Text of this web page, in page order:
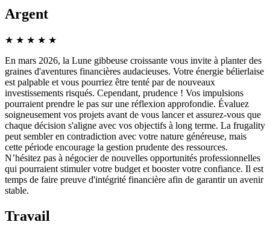
Argent
★ ★ ★ ★ ★
En mars 2026, la Lune gibbeuse croissante vous invite à planter des
graines d'aventures financières audacieuses. Votre énergie bélierlaise
est palpable et vous pourriez être tenté par de nouveaux
investissements risqués. Cependant, prudence ! Vos impulsions
pourraient prendre le pas sur une réflexion approfondie. Évaluez
soigneusement vos projets avant de vous lancer et assurez-vous que
chaque décision s'aligne avec vos objectifs à long terme. La frugality
peut sembler en contradiction avec votre nature généreuse, mais
cette période encourage la gestion prudente des ressources.
N’hésitez pas à négocier de nouvelles opportunités professionnelles
qui pourraient stimuler votre budget et booster votre confiance. Il est
temps de faire preuve d'intégrité financière afin de garantir un avenir
stable.
Travail